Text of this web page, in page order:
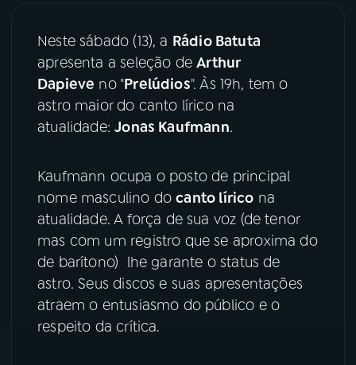
04 PROGRAMAS
05 PODCASTS
07ÚLTIMAS
08 PRÊMIO RÁDIO MEC
ACOMPANHE A RÁDIO MEC
Neste sábado (13), a Rádio Batuta
apresenta a seleção deArthur
Dapieve no "Prelúdios". Às 19h, tem o
astro maior do canto lírico na
atualidade:Jonas Kaufmann.
Kaufmann ocupa o posto de principal
nome masculino docanto lírico na
atualidade. A força de sua voz (de tenor
mas com um registro que se aproxima do
de barítono) lhe garante o status de
astro. Seus discos e suas apresentações
atraem o entusiasmo do público e o
respeito da crítica.